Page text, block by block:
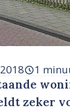
1
zeker